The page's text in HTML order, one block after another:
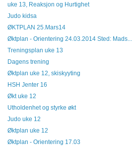
uke 13, Reaksjon og Hurtighet
Judo kidsa
ØKTPLAN 25.Mars14
Øktplan - Orientering 24.03.2014 Sted: Mads...
Treningsplan uke 13
Dagens trening
Øktplan uke 12, skiskyyting
HSH Jenter 16
Økt uke 12
Utholdenhet og styrke økt
Judo uke 12
Øktplan uke 12
Øktplan - Orientering 17.03